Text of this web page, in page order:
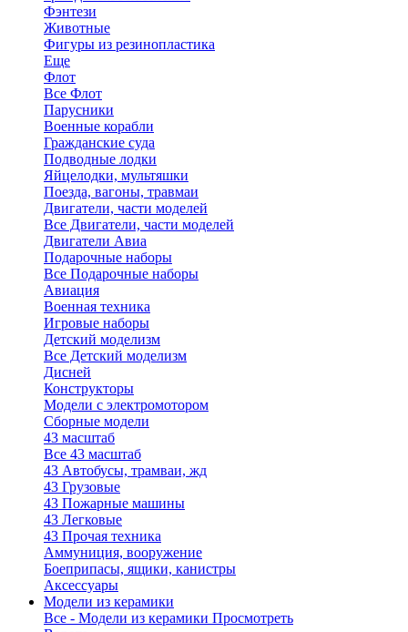
Фэнтези
Животные
Фигуры из резинопластика
Еще
Флот
Все Флот
Парусники
Военные корабли
Гражданские суда
Подводные лодки
Яйцелодки, мультяшки
Поезда, вагоны, травмаи
Двигатели, части моделей
Все Двигатели, части моделей
Двигатели Авиа
Подарочные наборы
Все Подарочные наборы
Авиация
Военная техника
Игровые наборы
Детский моделизм
Все Детский моделизм
Дисней
Конструкторы
Модели с электромотором
Сборные модели
43 масштаб
Все 43 масштаб
43 Автобусы, трамваи, жд
43 Грузовые
43 Пожарные машины
43 Легковые
43 Прочая техника
Аммуниция, вооружение
Боеприпасы, ящики, канистры
Аксессуары
Модели из керамики
Все - Модели из керамики Просмотреть